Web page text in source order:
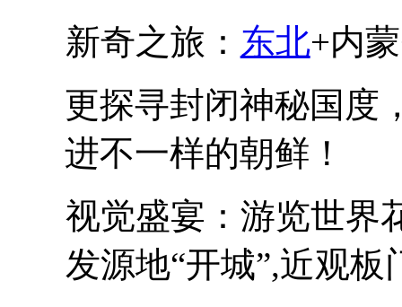
新奇之旅： 东北+内
更探寻封闭神秘国度
进不一样的朝鲜！
视觉盛宴：游览世界
发源地“开城”,近观板